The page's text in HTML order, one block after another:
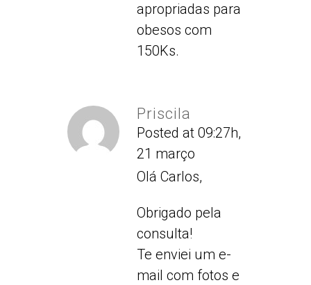
apropriadas para
obesos com
150Ks.
Priscila
Posted at 09:27h,
21 março
Olá Carlos,
Obrigado pela
consulta!
Te enviei um e-
mail com fotos e